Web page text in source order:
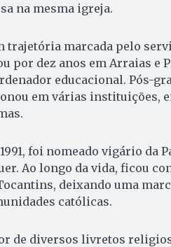
na mesma igreja.
trajetória marcada pelo
por dez anos em Arraias e
educacional. Pós-
em várias instituições,
foi nomeado vigário da
Ao longo da vida, ficou
deixando uma
católicas.
de diversos livretos